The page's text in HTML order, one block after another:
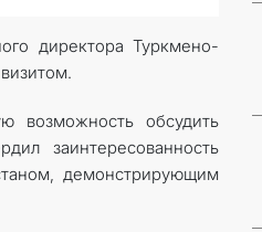
директора Туркмено-
возможность обсудить
заинтересованность
демонстрирующим